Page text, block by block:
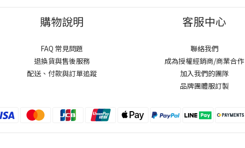
購物說明
FAQ 常見問題
退換貨與售後服務
配送、付款與訂單追蹤
客服中心
聯絡我們
成為授權經銷商/商業合作
加入我們的團隊
品牌團體服訂製